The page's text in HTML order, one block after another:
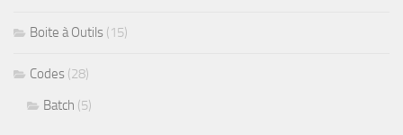
Boite à Outils (15)
Codes (28)
Batch (5)